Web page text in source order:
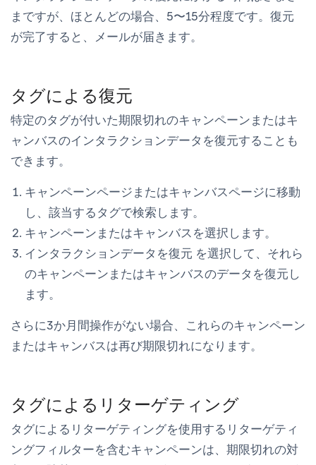
まですが、ほとんどの場合、5〜15分程度です。復元
が完了すると、メールが届きます。
タグによる復元
特定のタグが付いた期限切れのキャンペーンまたはキ
ャンバスのインタラクションデータを復元することも
できます。
キャンペーンページまたはキャンバスページに移動
し、該当するタグで検索します。
キャンペーンまたはキャンバスを選択します。
インタラクションデータを復元 を選択して、それら
のキャンペーンまたはキャンバスのデータを復元し
ます。
さらに3か月間操作がない場合、これらのキャンペーン
またはキャンバスは再び期限切れになります。
タグによるリターゲティング
タグによるリターゲティングを使用するリターゲティ
ングフィルターを含むキャンペーンは、期限切れの対